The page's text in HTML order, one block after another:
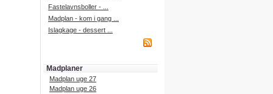
Fastelavnsboller - ...
Madplan - kom i gang ...
Islagkage - dessert ...
Madplaner
Madplan uge 27
Madplan uge 26